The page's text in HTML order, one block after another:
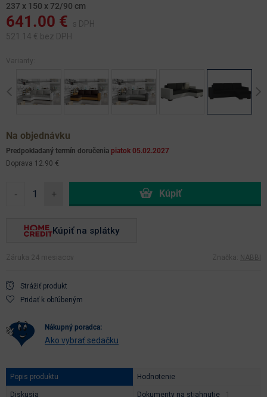
237 x 150 x 72/90 cm
641.00 €
s DPH
521.14 € bez DPH
Varianty:
Previous
Na objednávku
Predpokladaný termín doručenia piatok 05.02.2027
Doprava 12.90 €
- +
Kúpiť na splátky
Záruka 24 mesiacov Značka: NABBI
Strážiť produkt
Pridať k obľúbeným
nákupný poradca:
Ako vybrať sedačku
Popis produktu Hodnotenie
Diskusia Dokumenty na stiahnutie